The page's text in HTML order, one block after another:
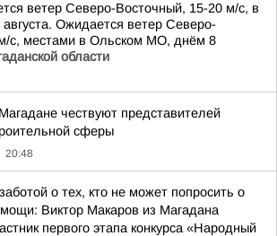
ветер Северо-Восточный, 15-20 м/с, в
Ожидается ветер Северо-
с, местами в Ольском МО, днём 8
области
чествуют представителей
сферы
20:48
о тех, кто не может попросить о
Виктор Макаров из Магадана
первого этапа конкурса «Народный